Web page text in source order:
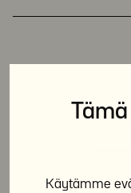
Käytämme
Jaa